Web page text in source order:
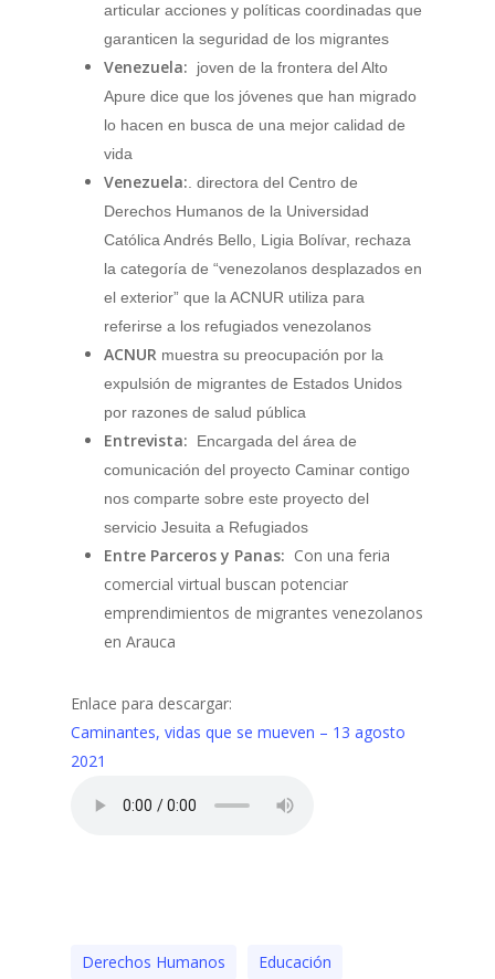
articular acciones y políticas coordinadas que
garanticen la seguridad de los migrantes
Venezuela: joven de la frontera del Alto
Apure dice que los jóvenes que han migrado
lo hacen en busca de una mejor calidad de
vida
Venezuela: . directora del Centro de
Derechos Humanos de la Universidad
Católica Andrés Bello, Ligia Bolívar, rechaza
la categoría de “venezolanos desplazados en
el exterior” que la ACNUR utiliza para
referirse a los refugiados venezolanos
ACNUR muestra su preocupación por la
expulsión de migrantes de Estados Unidos
por razones de salud pública
Entrevista: Encargada del área de
comunicación del proyecto Caminar contigo
nos comparte sobre este proyecto del
servicio Jesuita a Refugiados
Entre Parceros y Panas: Con una feria
comercial virtual buscan potenciar
emprendimientos de migrantes venezolanos
en Arauca
Enlace para descargar:
Caminantes, vidas que se mueven – 13 agosto
2021
Derechos Humanos Educación